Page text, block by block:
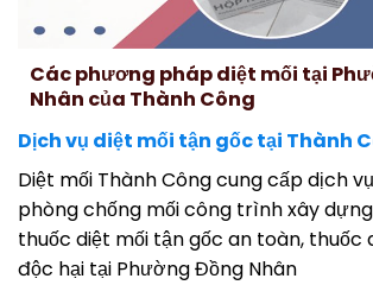
Các phương pháp diệt mối tại
Nhân của Thành Công
Dịch vụ diệt mối tận gốc tại Thành
Diệt mối Thành Công cung cấp dịch
phòng chống mối công trình xây
thuốc diệt mối tận gốc an toàn, thuốc
độc hại tại Phường Đồng Nhân